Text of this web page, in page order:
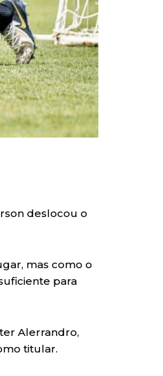
deslocou o
mas como o
para
Alerrandro,
titular.